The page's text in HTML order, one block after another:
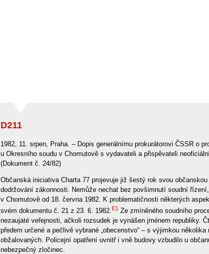
D211
1982, 11. srpen, Praha. – Dopis generálnímu prokurátorovi ČSSR o
u Okresního soudu v Chomutově s vydavateli a přispěvateli
(Dokument č. 24/82)
Občanská iniciativa Charta 77 projevuje již šestý rok svou
dodržování zákonnosti. Nemůže nechat bez povšimnutí soudní
v Chomutově od 18. června 1982. K problematičnosti některých
svém dokumentu č. 21 z 23. 6. 1982.E1 Ze zmíněného soudního
nezaujaté veřejnosti, ačkoli rozsudek je vynášen jménem republiky.
předem určené a pečlivě vybrané „obecenstvo“ – s výjimkou
obžalovaných. Policejní opatření uvnitř i vně budovy vzbudilo u
nebezpečný zločinec.